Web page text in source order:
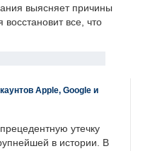
выясняет причины
все, что
Apple, Google и
утечку
в истории. В